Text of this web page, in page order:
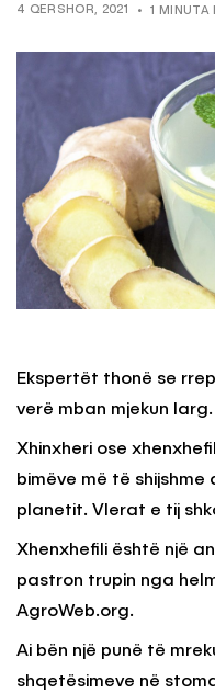
4 QERSHOR, 2021
1 MINUTA
Ekspertët thonë se
verë mban mjekun larg.
Xhinxheri ose
bimëve më të
planetit. Vlerat e tij
Xhenxhefili është një
pastron trupin nga
AgroWeb.org.
Ai bën një punë të
shqetësimeve në